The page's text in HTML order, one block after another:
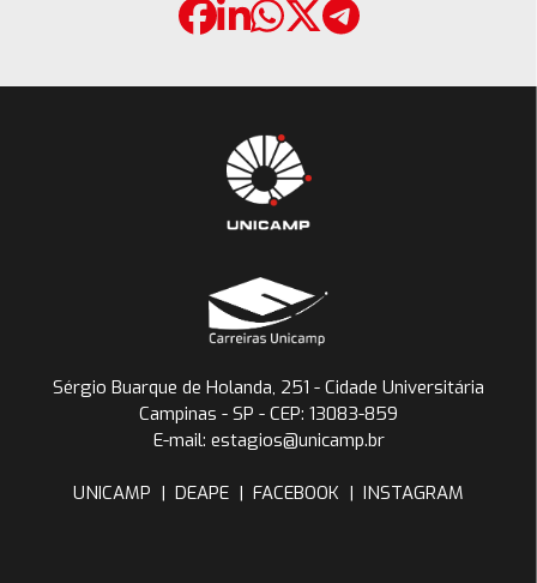
Sérgio Buarque de Holanda, 251 - Cidade Universitária
Campinas - SP - CEP: 13083-859
E-mail: estagios@unicamp.br
UNICAMP | DEAPE | FACEBOOK | INSTAGRAM